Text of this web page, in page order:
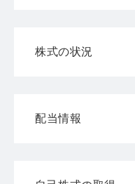
株式の状況
配当情報